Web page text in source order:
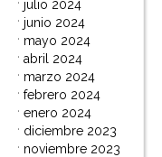
julio 2024
junio 2024
mayo 2024
abril 2024
marzo 2024
febrero 2024
enero 2024
diciembre 2023
noviembre 2023